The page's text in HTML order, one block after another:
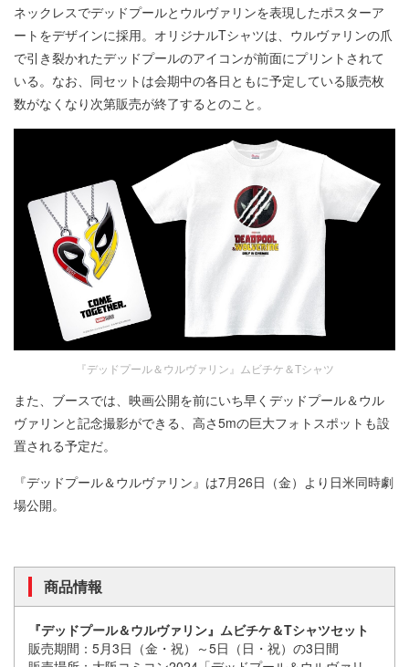
ネックレスでデッドプールとウルヴァリンを表現したポスターア
ートをデザインに採用。オリジナルTシャツは、ウルヴァリンの爪
で引き裂かれたデッドプールのアイコンが前面にプリントされて
いる。なお、同セットは会期中の各日ともに予定している販売枚
数がなくなり次第販売が終了するとのこと。
『デッドプール＆ウルヴァリン』ムビチケ＆Tシャツ
また、ブースでは、映画公開を前にいち早くデッドプール＆ウル
ヴァリンと記念撮影ができる、高さ5mの巨大フォトスポットも設
置される予定だ。
『デッドプール＆ウルヴァリン』は7月26日（金）より日米同時劇
場公開。
商品情報
『デッドプール＆ウルヴァリン』ムビチケ＆Tシャツセット
販売期間：5月3日（金・祝）～5日（日・祝）の3日間